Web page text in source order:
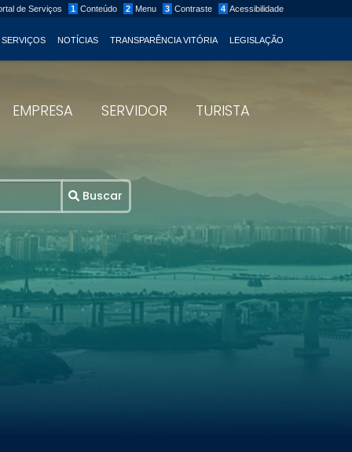
de Serviços 1 Conteúdo 2 Menu 3 Contraste 4 Acessibilidade
NOTÍCIAS TRANSPARÊNCIA VITÓRIA LEGISLAÇÃO
EMPRESA SERVIDOR TURISTA
Buscar